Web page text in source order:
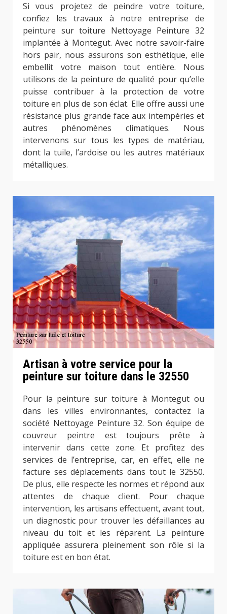
Si vous projetez de peindre votre toiture,
confiez les travaux à notre entreprise de
peinture sur toiture Nettoyage Peinture 32
implantée à Montegut. Avec notre savoir-faire
hors pair, nous assurons son esthétique, elle
embellit votre maison tout entière. Nous
utilisons de la peinture de qualité pour qu’elle
puisse contribuer à la protection de votre
toiture en plus de son éclat. Elle offre aussi une
résistance plus grande face aux intempéries et
autres phénomènes climatiques. Nous
intervenons sur tous les types de matériau,
dont la tuile, l’ardoise ou les autres matériaux
métalliques.
Artisan à votre service pour la
peinture sur toiture dans le 32550
Pour la peinture sur toiture à Montegut ou
dans les villes environnantes, contactez la
société Nettoyage Peinture 32. Son équipe de
couvreur peintre est toujours prête à
intervenir dans cette zone. Et profitez des
services de l’entreprise, car, en effet, elle ne
facture ses déplacements dans tout le 32550.
De plus, elle respecte les normes et répond aux
attentes de chaque client. Pour chaque
intervention, les artisans effectuent, avant tout,
un diagnostic pour trouver les défaillances au
niveau du toit et les réparent. La peinture
appliquée assurera pleinement son rôle si la
toiture est en bon état.